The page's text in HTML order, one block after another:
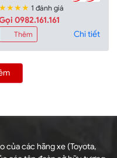
★★★★ 1 đánh giá
0982.161.161
Thêm Chi tiết
của các hãng xe (Toyota,